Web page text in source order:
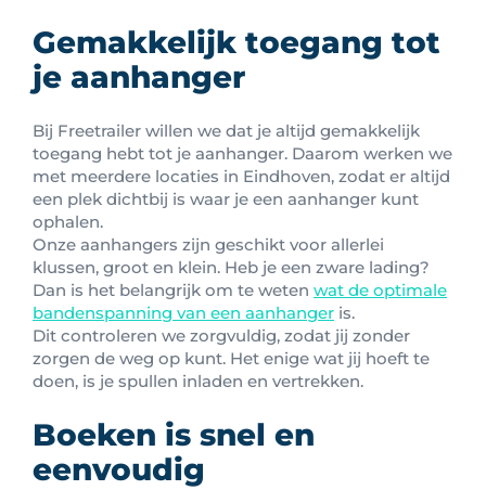
Gemakkelijk toegang tot
je aanhanger
Bij Freetrailer willen we dat je altijd gemakkelijk
toegang hebt tot je aanhanger. Daarom werken we
met meerdere locaties in Eindhoven, zodat er altijd
een plek dichtbij is waar je een aanhanger kunt
ophalen.
Onze aanhangers zijn geschikt voor allerlei
klussen, groot en klein. Heb je een zware lading?
Dan is het belangrijk om te weten wat de optimale
bandenspanning van een aanhanger is.
Dit controleren we zorgvuldig, zodat jij zonder
zorgen de weg op kunt. Het enige wat jij hoeft te
doen, is je spullen inladen en vertrekken.
Boeken is snel en
eenvoudig